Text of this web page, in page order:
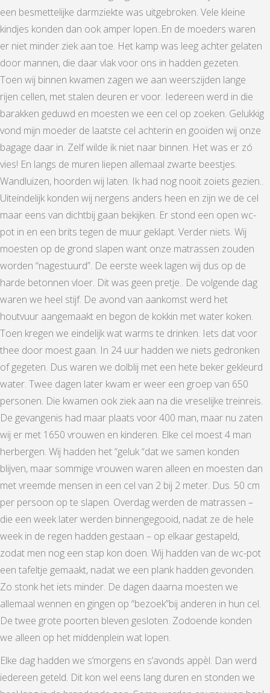
een besmettelijke darmziekte was uitgebroken. Vele kleine
kindjes konden dan ook amper lopen..En de moeders waren
er niet minder ziek aan toe. Het kamp was leeg achter gelaten
door mannen, die daar vlak voor ons in hadden gezeten.
Toen wij binnen kwamen zagen we aan weerszijden lange
rijen cellen, met stalen deuren er voor. Iedereen werd in die
barakken geduwd en moesten we een cel op zoeken. Gelukkig
vond mijn moeder de laatste cel achterin en gooiden wij onze
bagage daar in. Zelf wilde ik niet naar binnen. Het was er zó
vies! En langs de muren liepen allemaal zwarte beestjes.
Wandluizen, hoorden wij laten. Ik had nog nooit zoiets gezien..
Uiteindelijk konden wij nergens anders heen en zijn we de cel
maar eens van dichtbij gaan bekijken. Er stond een open wc-
pot in en een brits tegen de muur geklapt. Verder niets. Wij
moesten op de grond slapen want onze matrassen zouden
worden “nagestuurd”. De eerste week lagen wij dus op de
harde betonnen vloer. Dit was geen pretje.. De volgende dag
waren we heel stijf. De avond van aankomst werd het
houtvuur aangemaakt en begon de kokkin met water koken.
Toen kregen we eindelijk wat warms te drinken. Iets dat voor
thee door moest gaan. In 24 uur hadden we niets gedronken
of gegeten. Dus waren we dolblij met een hete beker gekleurd
water. Twee dagen later kwam er weer een groep van 650
personen. Die kwamen ook ziek aan na die vreselijke treinreis.
De gevangenis had maar plaats voor 400 man, maar nu zaten
wij er met 1650 vrouwen en kinderen. Elke cel moest 4 man
herbergen. Wij hadden het “geluk “dat we samen konden
blijven, maar sommige vrouwen waren alleen en moesten dan
met vreemde mensen in een cel van 2 bij 2 meter. Dus. 50 cm
per persoon op te slapen. Overdag werden de matrassen –
die een week later werden binnengegooid, nadat ze de hele
week in de regen hadden gestaan – op elkaar gestapeld,
zodat men nog een stap kon doen. Wij hadden van de wc-pot
een tafeltje gemaakt, nadat we een plank hadden gevonden.
Zo stonk het iets minder. De dagen daarna moesten we
allemaal wennen en gingen op “bezoek”bij anderen in hun cel.
De twee grote poorten bleven gesloten. Zodoende konden
we alleen op het middenplein wat lopen.
Elke dag hadden we s’morgens en s’avonds appèl. Dan werd
iedereen geteld. Dit kon wel eens lang duren en stonden we